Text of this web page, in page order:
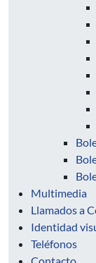
Multimedia
Llamados a
Identidad
Teléfonos